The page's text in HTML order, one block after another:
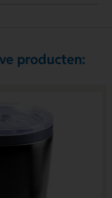
producten: